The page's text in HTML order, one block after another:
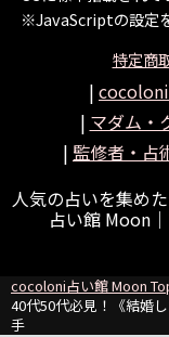
※JavaScriptの設定
特定商
|
| マダム・
| 監修者・占
人気の占いを集め
占い館 Moon｜
cocoloni占い館 Moon
40代50代必見！《結婚
手